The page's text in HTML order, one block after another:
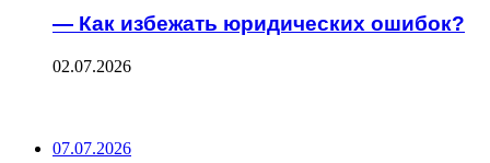
— Как избежать юридических ошибок?
02.07.2026
07.07.2026